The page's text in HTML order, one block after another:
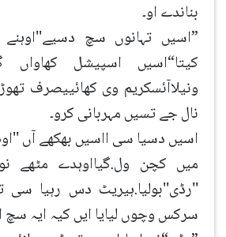
بناندے او۔
”اسیں تہانوں سچ
کیتا“اسیں اسپیشل
ونیلاآئسکریم وی کھائییصرف
نال جے تسیں مہربانی کرو۔
اسیں دسیا سی ااسیں بھکھے آں ''اوہ
میں کچن ول.گیااوہدے مٹھے
''رڈی''بولیا.ہیریٹ دس رہیا سی
سرکس وچوں لیایا ایں کیہ ایہ